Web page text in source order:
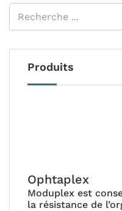
Produits
Ophtaplex
Moduplex est
la résistance de